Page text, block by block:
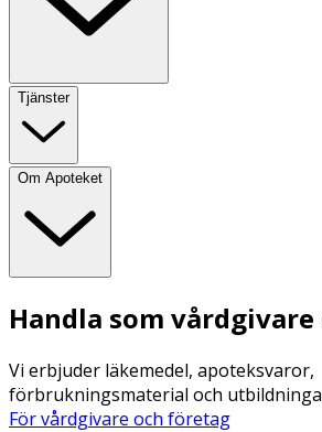
Tjänster
Om Apoteket
Handla som
Vi erbjuder läkemedel, apoteksvaror,
förbrukningsmaterial och
För vårdgivare och företag